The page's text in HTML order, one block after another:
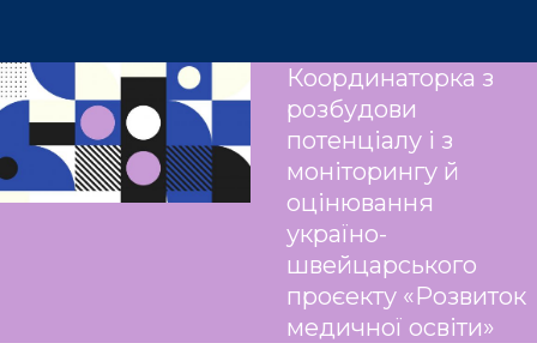
Координаторка з
розбудови
потенціалу і з
моніторингу й
оцінювання
україно-
швейцарського
проєекту «Розвиток
медичної освіти»